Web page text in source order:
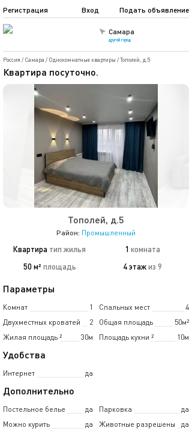
Самара
другой город
Подать объявление
Регистрация Вход
Россия / Самара / Однокомнатные квартиры /Тополей, д.5
Квартира посуточно.
Тополей, д.5
Район: Промышленный
Квартира тип жилья 1 комната
50 м² площадь 4 этажиз 9
Параметры
Комнат 1 Спальных мест
4
Двухместных кроватей
2 Общая площадь
50м²
Жилая площадь
30м
² Площадь кухни 10м
²
Удобства
Интернет да
Дополнительно
Постельное белье да Парковка
да
Можно курить
да Животные разрешены
да